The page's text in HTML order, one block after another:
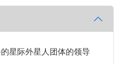
星际外星人团体的领导